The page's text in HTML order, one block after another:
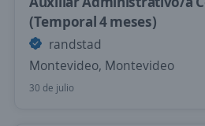
(Temporal 4 meses)
randstad
Montevideo, Montevideo
30 de julio